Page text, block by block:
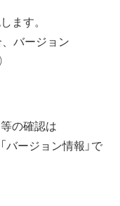
ます。
、バージョン
の確認は
バージョン情報」で